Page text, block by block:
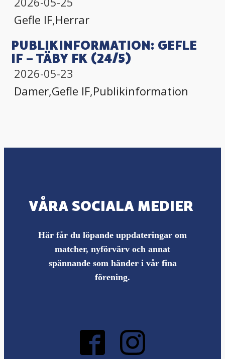
Gefle IF,Herrar
PUBLIKINFORMATION: GEFLE
IF – TÄBY FK (24/5)
2026-05-23
Damer,Gefle IF,Publikinformation
VÅRA SOCIALA MEDIER
Här får du löpande uppdateringar om
matcher, nyförvärv och annat
spännande som händer i vår fina
förening.